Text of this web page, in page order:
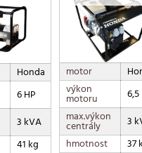
Honda
6 HP
3 kVA
41 kg
motor
výkon
motoru
6,5
max.výkon
centrály
3
hmotnost
37